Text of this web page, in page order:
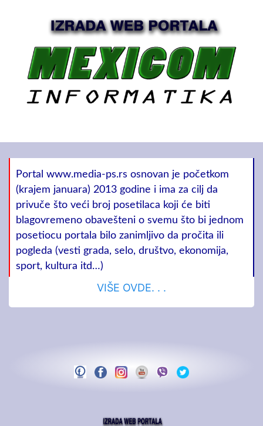
Portal www.media-ps.rs osnovan je početkom
(krajem januara) 2013 godine i ima za cilj da
privuče što veći broj posetilaca koji će biti
blagovremeno obavešteni o svemu što bi jednom
posetiocu portala bilo zanimljivo da pročita ili
pogleda (vesti grada, selo, društvo, ekonomija,
sport, kultura itd…)
VIŠE OVDE. . .